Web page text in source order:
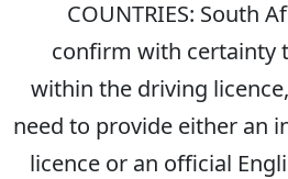
COUNTRIES: South
confirm with certainty
within the driving
need to provide either an
licence or an official